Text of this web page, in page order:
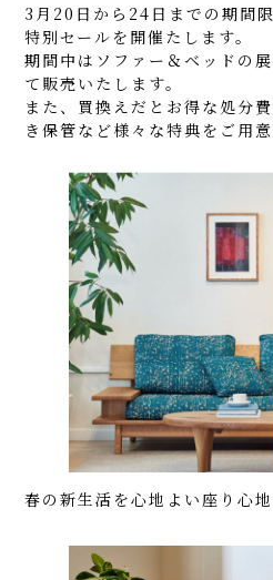
3月20日から24日までの期間
特別セールを開催たします。
期間中はソファー＆ベッドの
て販売いたします。
また、買換えだとお得な処分
き保管など様々な特典をご用意
春の新生活を心地よい座り心